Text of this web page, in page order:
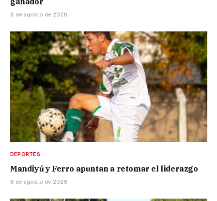
8 de agosto de 2026
DEPORTES
Mandiyú y Ferro apuntan a retomar el liderazgo
8 de agosto de 2026